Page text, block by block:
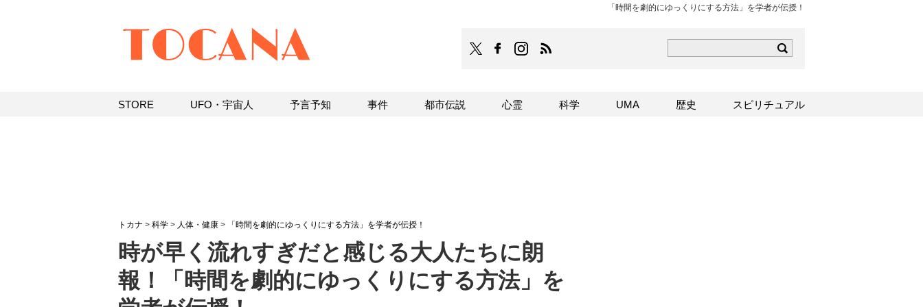
「時間を劇的にゆっくりにする方法」を学者が伝授！
TOCANAのFacebookはこちら
TOCANAのinstagramはこちら
トカナ > 科学 > 人体・健康 > 「時間を劇的にゆっくりにする方法」を学者が伝授！
時が早く流れすぎだと感じる大人たちに朗
報！「時間を劇的にゆっくりにする方法」を
STORE UFO・宇宙人 予言予知 事件 都市伝説 心霊 科学 UMA 歴史 スピリチュアル